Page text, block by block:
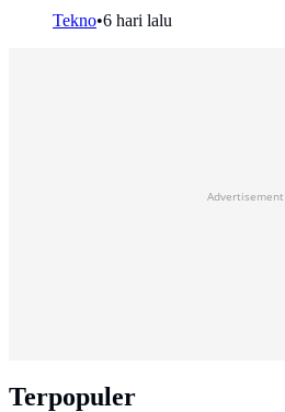
Tekno•6 hari lalu
Advertisement
Terpopuler